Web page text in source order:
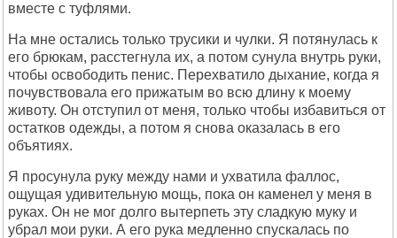
вместе с туфлями.
На мне остались только трусики и чулки. Я потянулась к
его брюкам, расстегнула их, а потом сунула внутрь руки,
чтобы освободить пенис. Перехватило дыхание, когда я
почувствовала его прижатым во всю длину к моему
животу. Он отступил от меня, только чтобы избавиться от
остатков одежды, а потом я снова оказалась в его
объятиях.
Я просунула руку между нами и ухватила фаллос,
ощущая удивительную мощь, пока он каменел у меня в
руках. Он не мог долго вытерпеть эту сладкую муку и
убрал мои руки. А его рука медленно спускалась по